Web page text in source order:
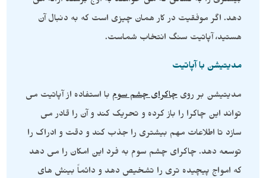
دهد. اگر موفقیت در کار همان چیزی است که به دنبال آن
هستید، آپاتیت سنگ انتخاب شماست.
مدیتیشن با آپاتیت
مدیتیشن بر رویچاکرای چشم سوم با استفاده از آپاتیت می
تواند این چاکرا را باز کرده و تحریک کند و آن را قادر می
سازد تا اطلاعات مهم بیشتری را جذب کند و دقت و ادراک را
توسعه دهد. چاکرای چشم سوم به فرد این امکان را می دهد
که امواج پیچیده تری را تشخیص دهد و دائماً بینش های